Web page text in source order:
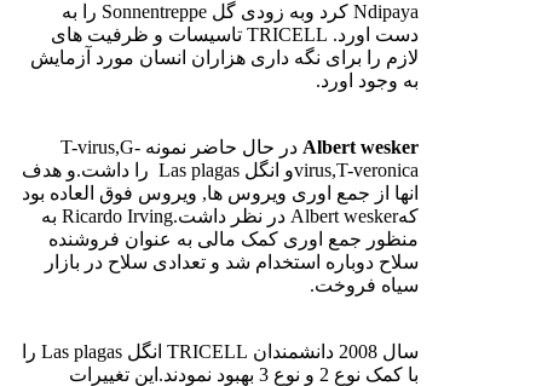
Ndipaya کرد وبه زودی گل Sonnentreppe را به
دست اورد. TRICELL تاسیسات و ظرفیت های
لازم را برای نگه داری هزاران انسان مورد آزمایش
به وجود اورد.
Albert wesker
در حال حاضر نمونه T-virus,G-
virus,T-veronicaو انگل Las plagas را داشت.و هدف
انها از جمع اوری ویروس ها, ویروس فوق العاده بود
کهAlbert wesker در نظر داشت.Ricardo Irving به
منظور جمع اوری کمک مالی به عنوان فروشنده
سلاح دوباره استخدام شد و تعدادی سلاح در بازار
سیاه فروخت.
سال 2008 دانشمندان TRICELL انگل Las plagas را
با کمک نوع 2 و نوع 3 بهبود نمودند.این تغییرات